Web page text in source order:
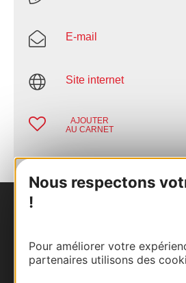
Nous respectons
!
Pour améliorer votre
partenaires utilisons des
E-mail
Site internet
AJOUTER
AU CARNET
Carte interactive